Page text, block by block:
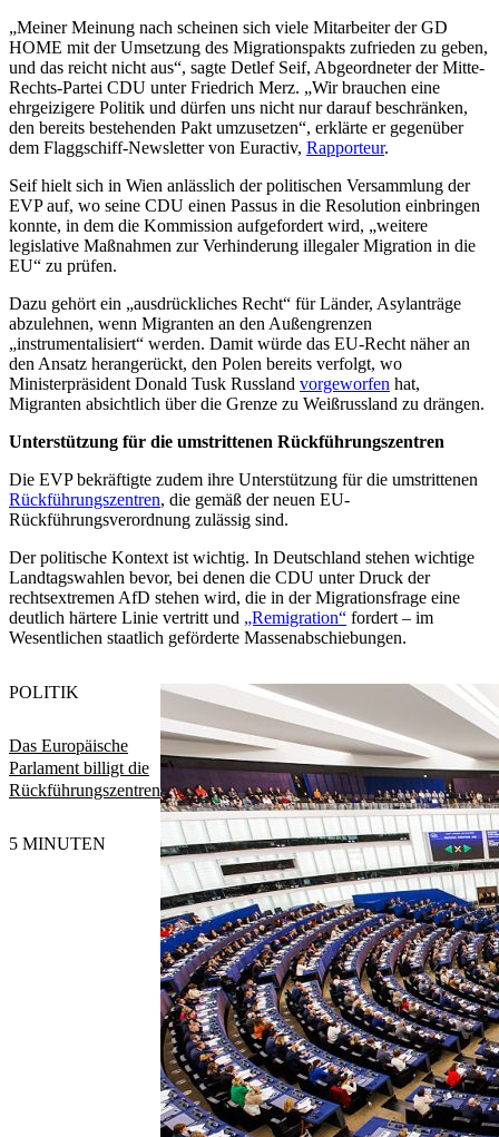
„Meiner Meinung nach scheinen sich viele Mitarbeiter der GD
HOME mit der Umsetzung des Migrationspakts zufrieden zu geben,
und das reicht nicht aus“, sagte Detlef Seif, Abgeordneter der Mitte-
Rechts-Partei CDU unter Friedrich Merz. „Wir brauchen eine
ehrgeizigere Politik und dürfen uns nicht nur darauf beschränken,
den bereits bestehenden Pakt umzusetzen“, erklärte er gegenüber
dem Flaggschiff-Newsletter von Euractiv, Rapporteur.
Seif hielt sich in Wien anlässlich der politischen Versammlung der
EVP auf, wo seine CDU einen Passus in die Resolution einbringen
konnte, in dem die Kommission aufgefordert wird, „weitere
legislative Maßnahmen zur Verhinderung illegaler Migration in die
EU“ zu prüfen.
Dazu gehört ein „ausdrückliches Recht“ für Länder, Asylanträge
abzulehnen, wenn Migranten an den Außengrenzen
„instrumentalisiert“ werden. Damit würde das EU-Recht näher an
den Ansatz herangerückt, den Polen bereits verfolgt, wo
Ministerpräsident Donald Tusk Russland vorgeworfen hat,
Migranten absichtlich über die Grenze zu Weißrussland zu drängen.
Unterstützung für die umstrittenen Rückführungszentren
Die EVP bekräftigte zudem ihre Unterstützung für die umstrittenen
Rückführungszentren, die gemäß der neuen EU-
Rückführungsverordnung zulässig sind.
Der politische Kontext ist wichtig. In Deutschland stehen wichtige
Landtagswahlen bevor, bei denen die CDU unter Druck der
rechtsextremen AfD stehen wird, die in der Migrationsfrage eine
deutlich härtere Linie vertritt und „Remigration“ fordert – im
Wesentlichen staatlich geförderte Massenabschiebungen.
Das Europäische
Parlament billigt die
Rückführungszentren
POLITIK
5 MINUTEN